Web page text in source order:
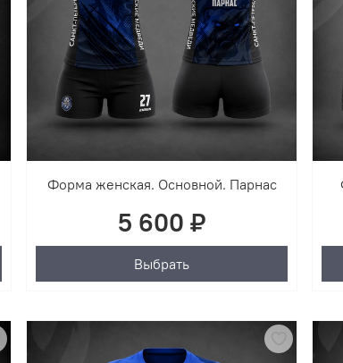
Форма женская. Основной. Парнас
5 600 ₽
Выбрать